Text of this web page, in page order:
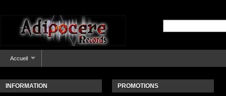
Accueil
INFORMATION PROMOTIONS